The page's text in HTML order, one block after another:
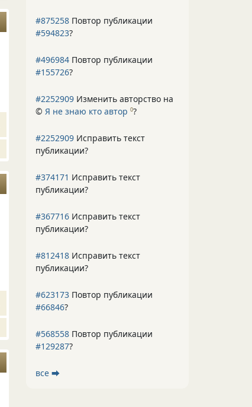
#875258 Повтор публикации
#594823?
#496984 Повтор публикации
#155726?
#2252909 Изменить авторство на
© Я не знаю кто автор 0?
#2252909 Исправить текст
публикации?
#374171 Исправить текст
публикации?
#367716 Исправить текст
публикации?
#812418 Исправить текст
публикации?
#623173 Повтор публикации
#66846?
#568558 Повтор публикации
#129287?
все ⮕